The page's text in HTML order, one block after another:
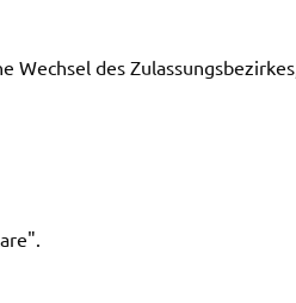
des Zulas­sungs­be­zir­kes,